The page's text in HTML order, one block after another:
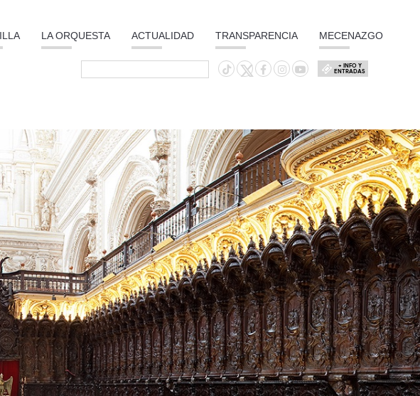
LA ORQUESTA ACTUALIDAD TRANSPARENCIA MECENAZGO
+ INFO Y
ENTRADAS